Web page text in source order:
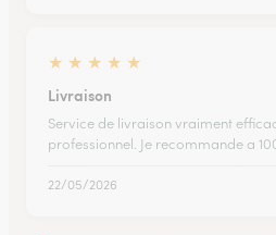
★ ★ ★ ★ ★
Livraison
Service de livraison vraiment
professionnel. Je recommande a
22/05/2026